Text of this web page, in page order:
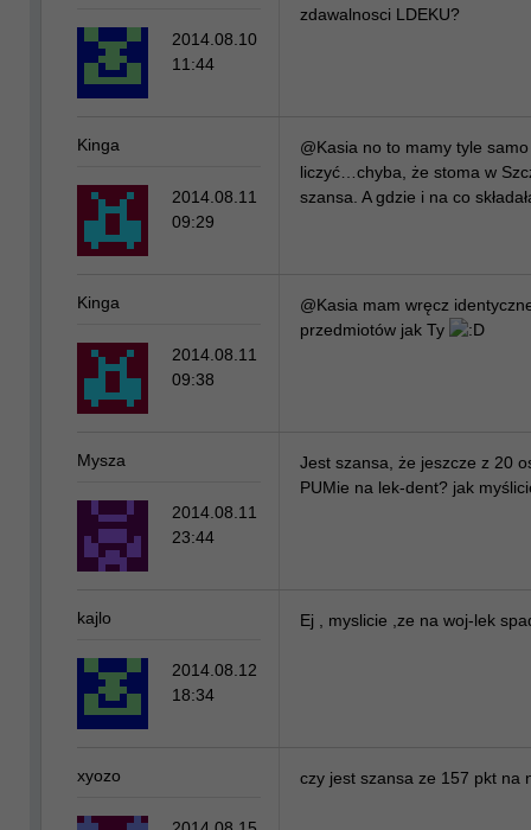
zdawalnosci LDEKU?
2014.08.10
11:44
@Kasia no to mamy tyle
liczyć…chyba, że stoma w
szansa. A gdzie i na co
Kinga
2014.08.11
09:29
@Kasia mam wręcz
przedmiotów jak Ty
Kinga
2014.08.11
09:38
Jest szansa, że jeszcze z 20
PUMie na lek-dent? jak
Mysza
2014.08.11
23:44
Ej , myslicie ,ze na woj-lek
kajlo
2014.08.12
18:34
czy jest szansa ze 157 pkt na
xyozo